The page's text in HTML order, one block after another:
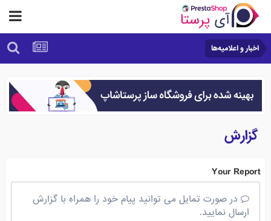
اخبار و اعلامیه‌ها
گزارش
Your Report
در صورت تمایل می توانید پیام خود را همراه با گزارش
ارسال نمایید.